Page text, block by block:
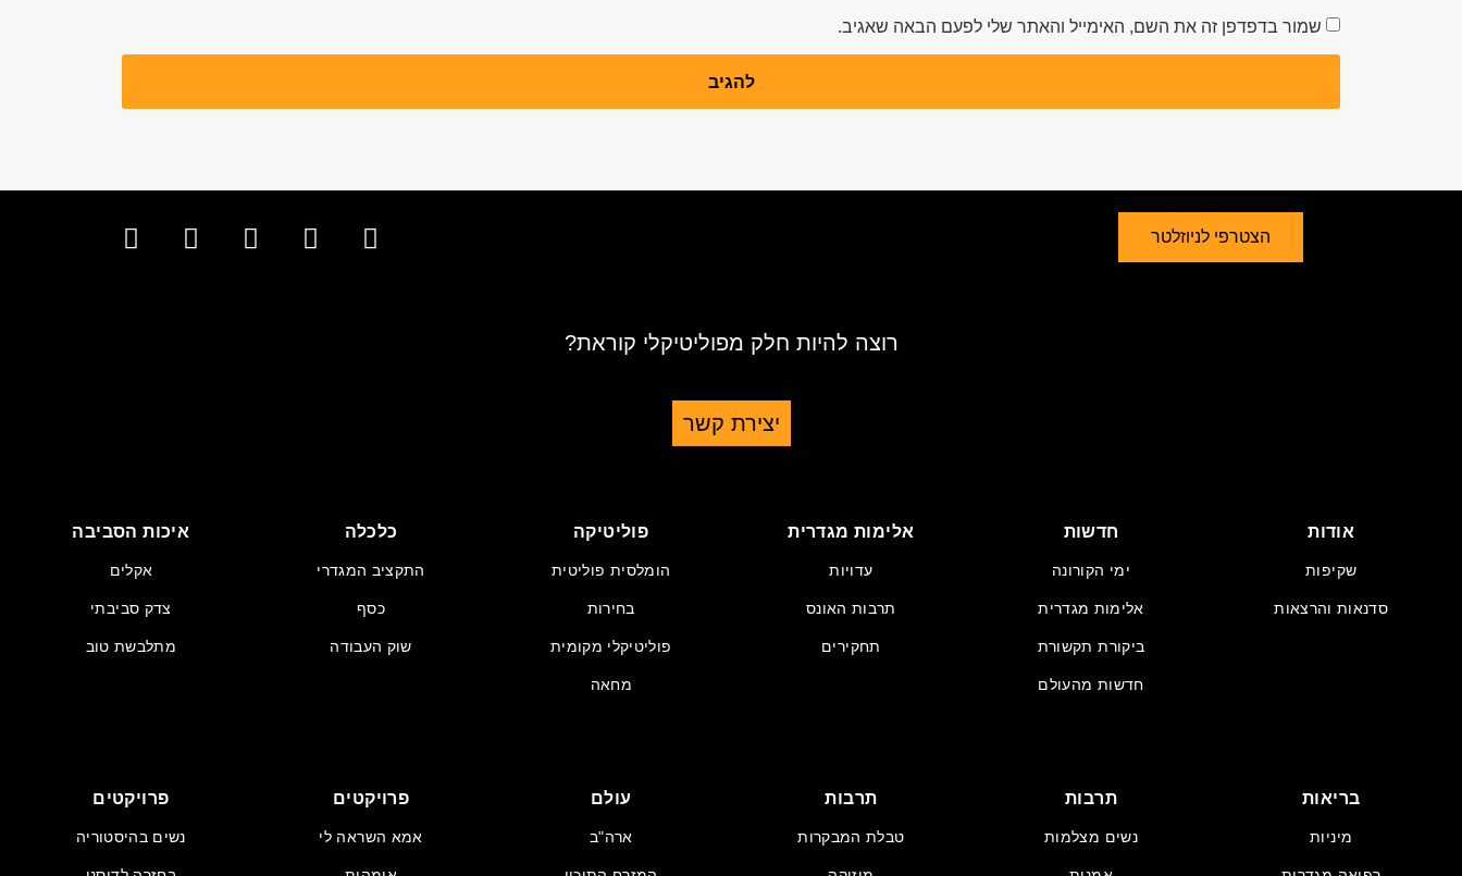
שמור בדפדפן זה את השם, האימייל והאתר שלי לפעם הבאה שאגיב.
הצטרפי לניוזלטר
רוצה להיות חלק מפוליטיקלי קוראת?
יצירת קשר
אודות
שקיפות
סדנאות והרצאות
חדשות
ימי הקורונה
אלימות מגדרית
ביקורת תקשורת
חדשות מהעולם
אלימות מגדרית
עדויות
תרבות האונס
תחקירים
פוליטיקה
הומלסית פוליטית
בחירות
פוליטיקלי מקומית
מחאה
כלכלה
התקציב המגדרי
כסף
שוק העבודה
איכות הסביבה
אקלים
צדק סביבתי
מתלבשת טוב
בריאות
מיניות
תרבות
נשים מצלמות
תרבות
טבלת המבקרות
עולם
ארה"ב
פרויקטים
אמא השראה לי
פרויקטים
נשים בהיסטוריה